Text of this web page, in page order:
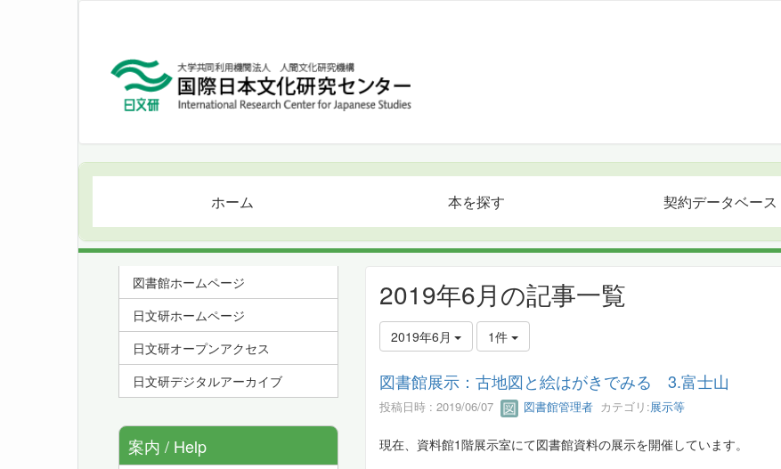
ホーム 本を探す 契約データベース
2019年6月の記事一覧
2019年6月 1件
図書館展示：古地図と絵はがきでみる 3.富士山
投稿日時 : 2019/06/07 図書館管理者 カテゴリ:展示等
現在、資料館1階展示室にて図書館資料の展示を開催しています。
図書館ホームページ
日文研ホームページ
日文研オープンアクセス
日文研デジタルアーカイブ
案内 / Help